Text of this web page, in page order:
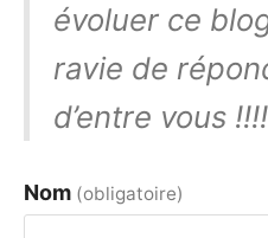
évoluer ce
ravie de
d’entre vous !!!!
Nom (obligatoire)